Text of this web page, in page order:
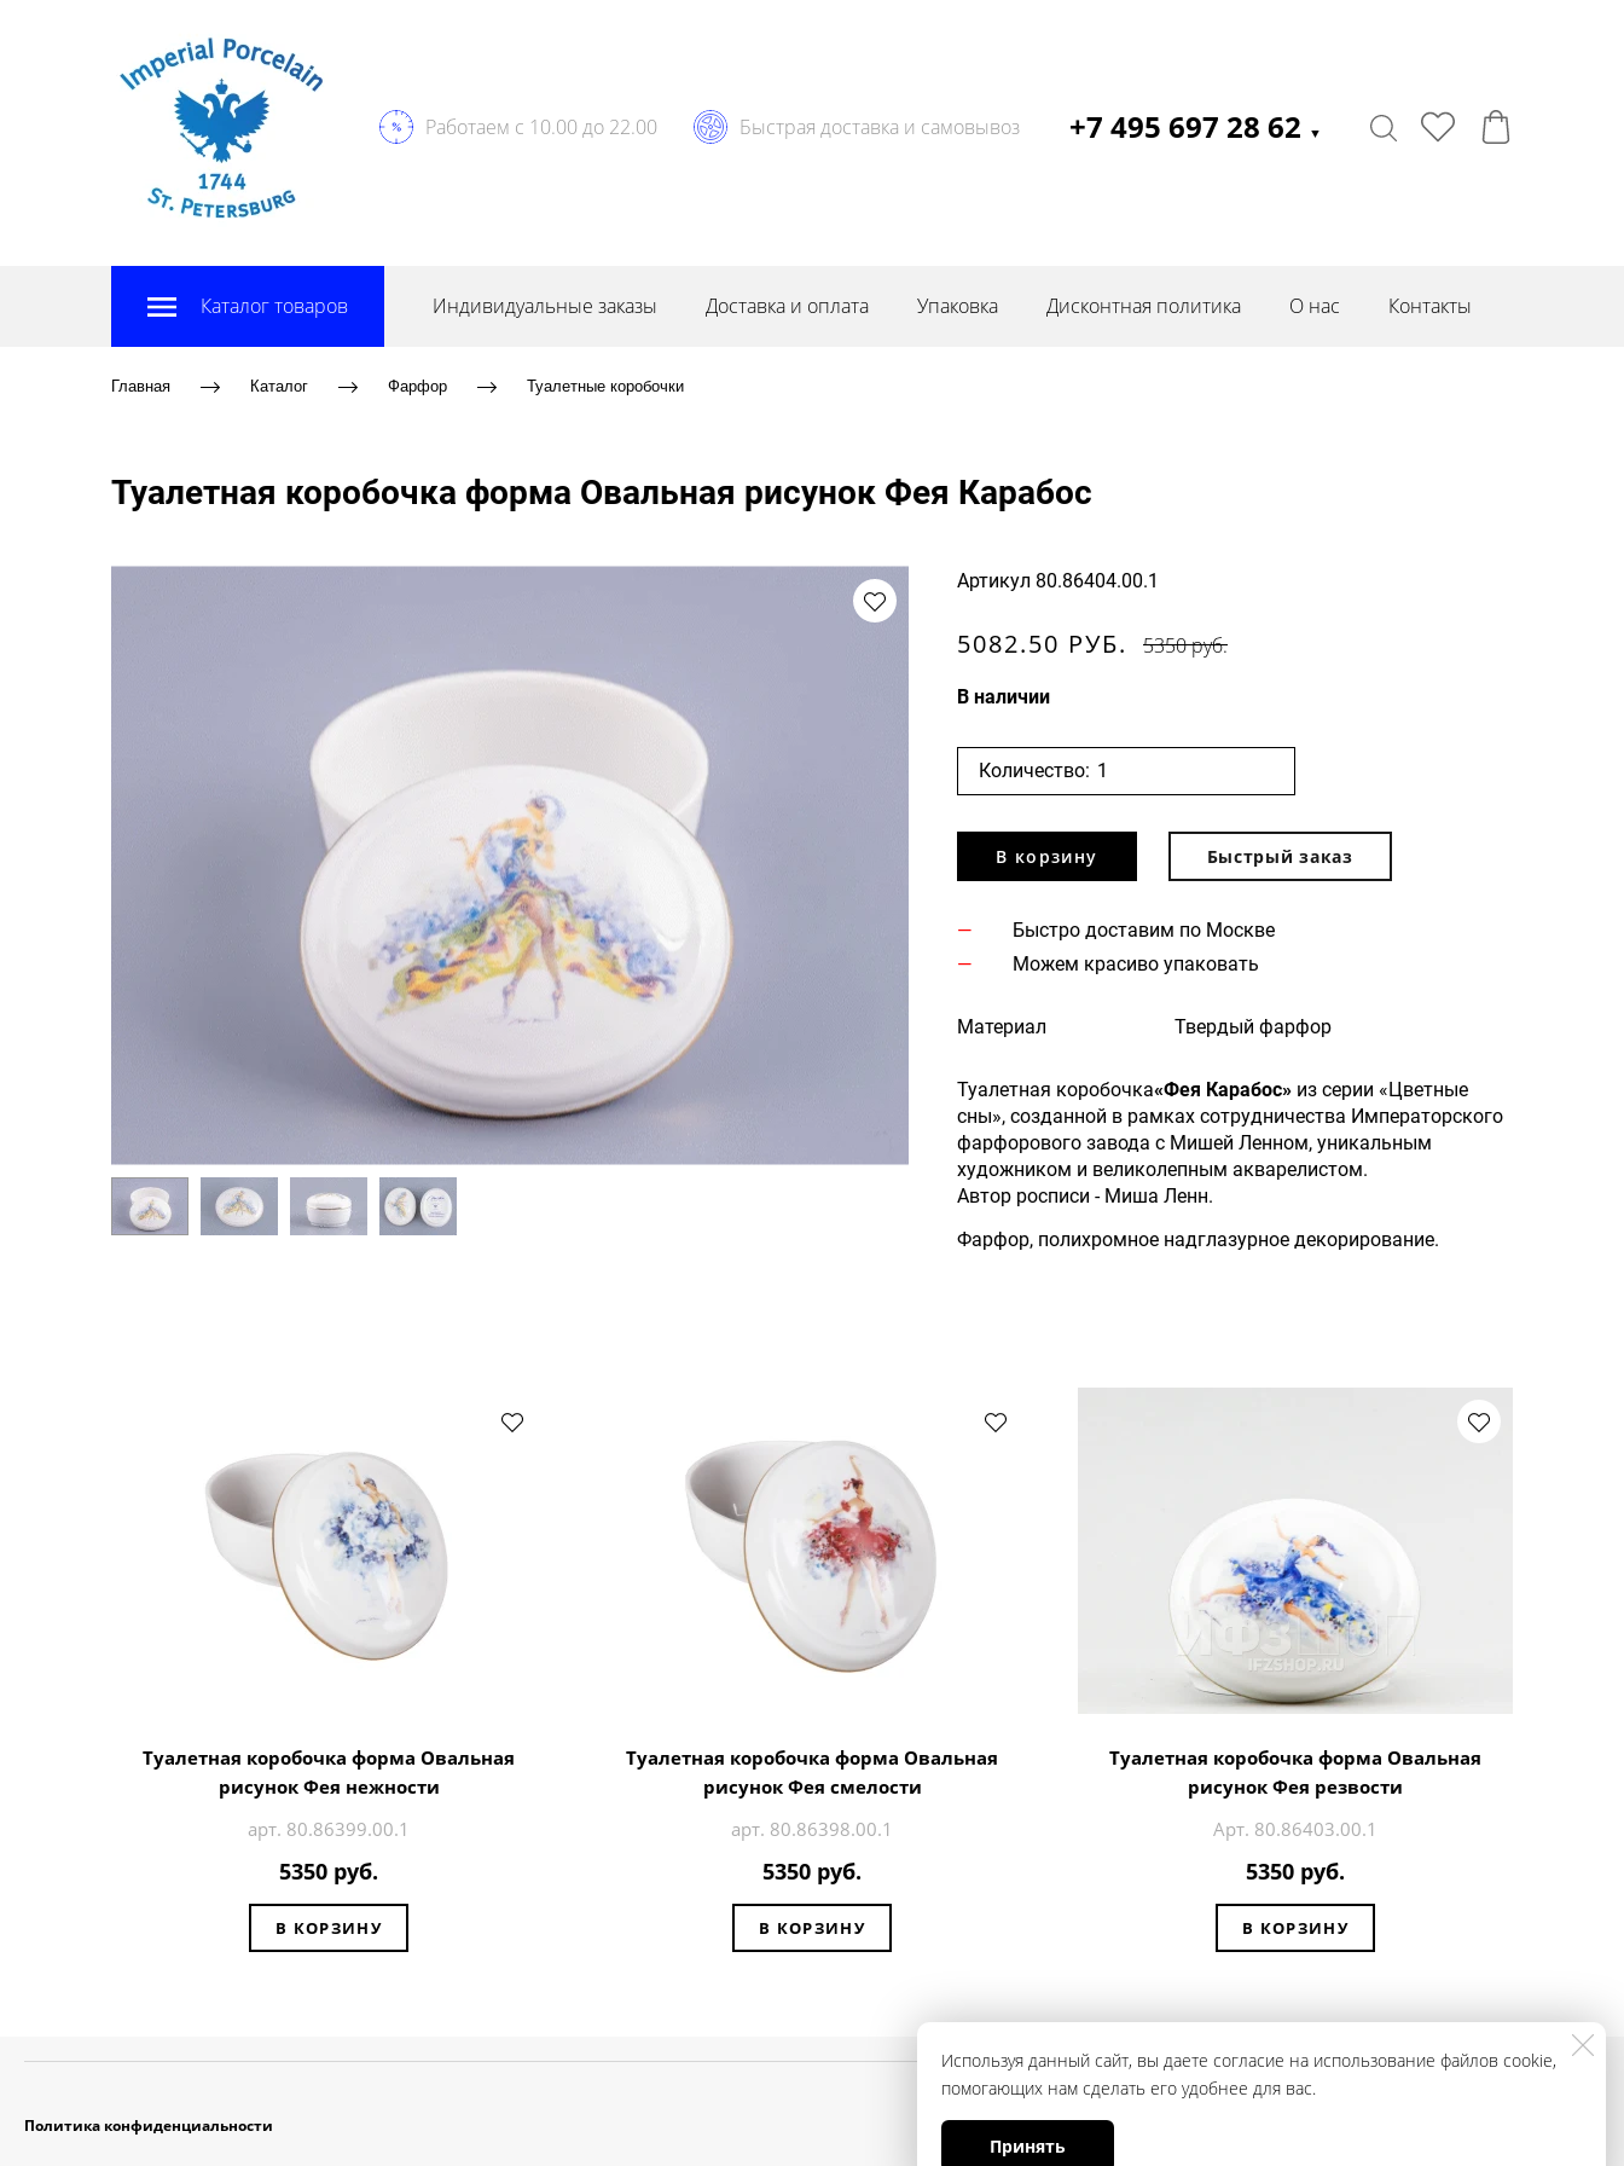
Работаем с 10.00 до 22.00 Быстрая доставка и самовывоз +7 495 697 28 62 ▼
Каталог товаров Индивидуальные заказы Доставка и оплата Упаковка Дисконтная политика О нас Контакты
Главная Каталог Фарфор Туалетные коробочки
Туалетная коробочка форма Овальная рисунок Фея Карабоc
Артикул 80.86404.00.1
5082.50 РУБ. 5350 руб.
В наличии
Количество:
В корзину Быстрый заказ
Быстро доставим по Москве
Можем красиво упаковать
Материал Твердый фарфор
Туалетная коробочка«Фея Карабос» из серии «Цветные
сны», созданной в рамках сотрудничества Императорского
фарфорового завода с Мишей Ленном, уникальным
художником и великолепным акварелистом.
Автор росписи - Миша Ленн.
Фарфор, полихромное надглазурное декорирование.
Туалетная коробочка форма Овальная
рисунок Фея нежности
арт. 80.86399.00.1
5350 руб.
В КОРЗИНУ
Туалетная коробочка форма Овальная
рисунок Фея смелости
арт. 80.86398.00.1
5350 руб.
В КОРЗИНУ
Туалетная коробочка форма Овальная
рисунок Фея резвости
Арт. 80.86403.00.1
5350 руб.
В КОРЗИНУ
Используя данный сайт, вы даете согласие на использование файлов cookie,
помогающих нам сделать его удобнее для вас.
Принять
Политика конфиденциальности